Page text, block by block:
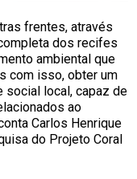
frentes, através
dos recifes
ambiental que
com isso, obter um
social local, capaz de
ao
Carlos Henrique
do Projeto Coral